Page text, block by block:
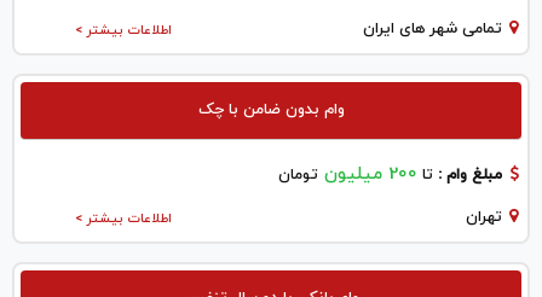
اطلاعات بیشتر > تمامی شهر های ایران
وام بدون ضامن با چک
مبلغ وام : تا 200 میلیون تومان
اطلاعات بیشتر > تهران